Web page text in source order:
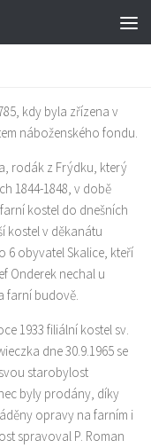
kdy byla zřízena v
náboženského fondu.
rodák z Frýdku, který
1844-1848, v době
kostel do dnešních
kostel v děkanátu
6 obyvatel Skalice, kteří
Onderek nechal u
farní budově.
1933 filiální kostel sv.
dne 30.9.1965 se
starobylost
byly prodány, díky
opravy na farním i
spravoval P. Roman